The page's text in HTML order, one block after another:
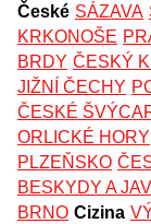
České SÁZAVA
KRKONOŠE
BRDY ČESKÝ
JIŽNÍ ČECHY
ČESKÉ
ORLICKÉ HORY
PLZEŇSKO
BESKYDY A
BRNO Cizina